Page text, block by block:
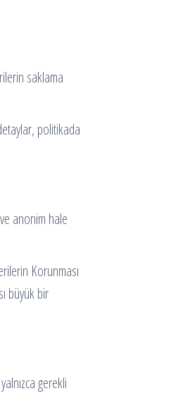
saklama
politikada
anonim hale
Korunması
büyük bir
gerekli